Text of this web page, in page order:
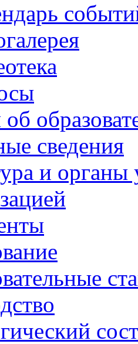
сведения
и органы